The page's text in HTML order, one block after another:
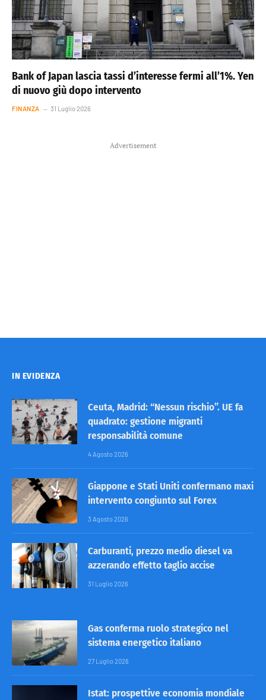
Bank of Japan lascia tassi d’interesse fermi all’1%. Yen
di nuovo giù dopo intervento
FINANZA 31 Luglio 2026
Advertisement
IN EVIDENZA
Ceuta, Madrid: “Nessun rischio”. UE fa
quadrato: gestione migranti
responsabilità comune
4 Agosto 2026
Giappone e Stati Uniti confermano maxi
intervento congiunto sul Forex
3 Agosto 2026
Carburanti, prezzo medio diesel va
azzerando effetto taglio accise
31 Luglio 2026
Gas conferma ruolo strategico nel
sistema energetico italiano
27 Luglio 2026
Istat: prospettive economia mondiale